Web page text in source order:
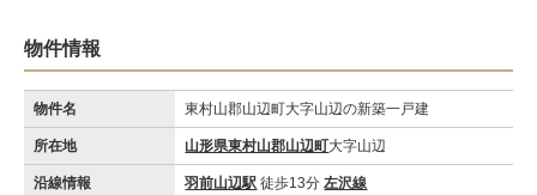
物件情報
物件名 東村山郡山辺町大字山辺の新築一戸建
所在地 山形県東村山郡山辺町大字山辺
沿線情報 羽前山辺駅 徒歩13分左沢線